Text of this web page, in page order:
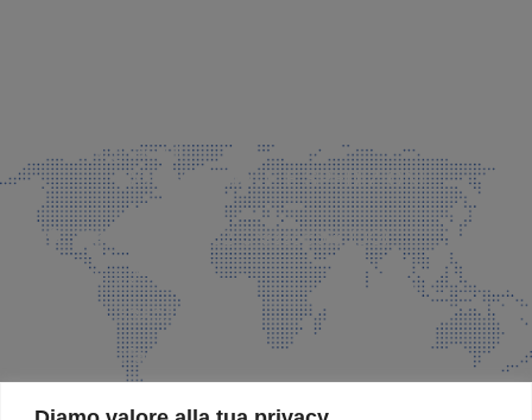
info@faeg.it
COMMERCIALE E SPEDIZIONI
Via Padre Elzi, 32 Grassobbio (BG)
035 525015
035 335037
info@faeg.it
SITE MAP